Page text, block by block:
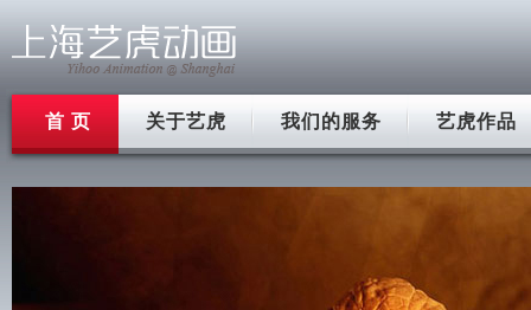
首 页 关于艺虎 我们的服务 艺虎作品